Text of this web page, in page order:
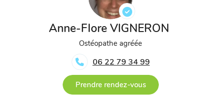
Anne-Flore VIGNERON
Ostéopathe agréée
06 22 79 34 99
Prendre rendez-vous